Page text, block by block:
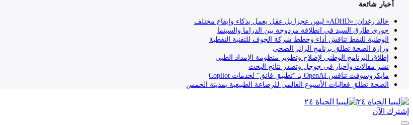
أخبار شائعة
خالد رغدان: «ADHD» ليس عجزا بل عقل يعمل بذكاء وإيقاع مختلف
جوري طارق السيد في انطلاقة مزدوجة بين الدراما والسينما
الوطنية للنفط تناقش أداء وخطط شركة الجوف للتقنية النفطية
وزارة الصحة تطلق برنامج الزائر الصحي
إطلاق البرنامج الوطني لإصلاح وتطوير منظومة الإمداد الطبي
نشر مقالات وأخبار في جوجل وتصدر نتائج البحث
مايكروسوفت تنافس OpenAI بـ “تطبيق فائق” لخدمات Copilot
الصحة تطلق فعاليات الأسبوع العالمي للرضاعة الطبيعية بمدينة الخمس
إشترك الآن